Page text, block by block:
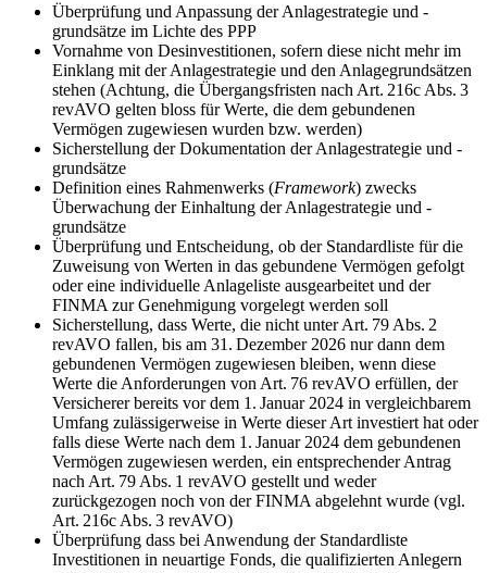
Überprüfung und Anpassung der Anlagestrategie und -
grundsätze im Lichte des PPP
Vornahme von Desinvestitionen, sofern diese nicht mehr im
Einklang mit der Anlagestrategie und den Anlagegrundsätzen
stehen (Achtung, die Übergangsfristen nach Art. 216c Abs. 3
revAVO gelten bloss für Werte, die dem gebundenen
Vermögen zugewiesen wurden bzw. werden)
Sicherstellung der Dokumentation der Anlagestrategie und -
grundsätze
Definition eines Rahmenwerks (Framework) zwecks
Überwachung der Einhaltung der Anlagestrategie und -
grundsätze
Überprüfung und Entscheidung, ob der Standardliste für die
Zuweisung von Werten in das gebundene Vermögen gefolgt
oder eine individuelle Anlageliste ausgearbeitet und der
FINMA zur Genehmigung vorgelegt werden soll
Sicherstellung, dass Werte, die nicht unter Art. 79 Abs. 2
revAVO fallen, bis am 31. Dezember 2026 nur dann dem
gebundenen Vermögen zugewiesen bleiben, wenn diese
Werte die Anforderungen von Art. 76 revAVO erfüllen, der
Versicherer bereits vor dem 1. Januar 2024 in vergleichbarem
Umfang zulässigerweise in Werte dieser Art investiert hat oder
falls diese Werte nach dem 1. Januar 2024 dem gebundenen
Vermögen zugewiesen werden, ein entsprechender Antrag
nach Art. 79 Abs. 1 revAVO gestellt und weder
zurückgezogen noch von der FINMA abgelehnt wurde (vgl.
Art. 216c Abs. 3 revAVO)
Überprüfung dass bei Anwendung der Standardliste
Investitionen in neuartige Fonds, die qualifizierten Anlegern